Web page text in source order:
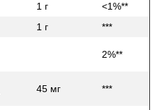
1 г
<1%**
1 г
***
2%**
45 мг ***